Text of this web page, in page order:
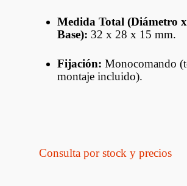
Medida Total (Diámetro
Base): 32 x 28 x 15 mm.
Fijación: Monocomando
montaje incluido).
Consulta por stock y precios